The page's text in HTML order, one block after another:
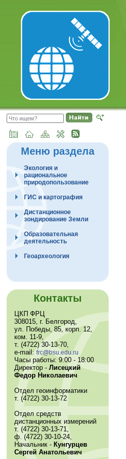
Меню раздела
Экология и
рациональное
природопользование
ГИС и картография
Дистанционное
зондирование Земли
Образовательная
деятельность
Геоархеология
Контакты
ЦКП ФРЦ
308015, г. Белгород,
ул. Победы, 85, корп. 12,
ком. 11-9,
т. (4722) 30-13-70,
e-mail:frc@bsu.edu.ru
Часы работы: 9:00 - 18:00
Директор - Лисецкий
Федор Николаевич
Отдел геоинформатики
т. (4722) 30-13-72
Отдел средств
дистанционных измерений
т. (4722) 30-13-71,
ф. (4722) 30-10-24,
Начальник - Кунгурцев
Сергей Анатольевич